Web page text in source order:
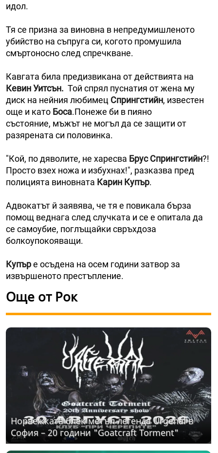
идол.
Тя се призна за виновна в непредумишленото
убийство на съпруга си, когото промушила
смъртоносно след спречкване.
Кавгата била предизвикана от действията на
Кевин Уитсън. Той спрял пуснатия от жена му
диск на нейния любимец Спрингстийн, известен
още и като Боса.Понеже би в пияно
състояние, мъжът не могъл да се защити от
разярената си половинка.
"Кой, по дяволите, не харесва Брус Спрингстийн?!
Просто взех ножа и избухнах!", разказва пред
полицията виновната Карин Купър.
Адвокатът й заявява, че тя е повикала бърза
помощ веднага след случката и се е опитала да
се самоубие, поглъщайки свръхдоза
болкоупокояващи.
Купъре осъдена на осем години затвор за
извършеното престъпление.
Още от Рок
Норвежката блек метъл легенда Urgehal в
София – 20 години "Goatcraft Torment"